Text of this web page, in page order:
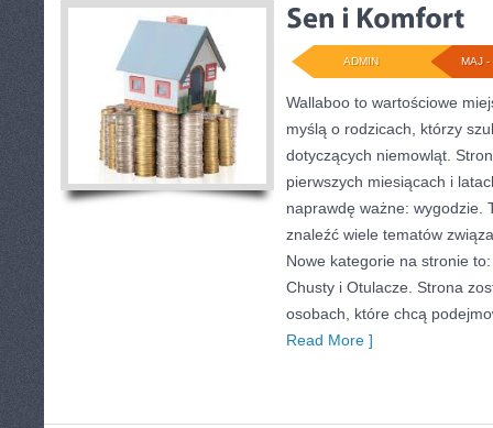
MAJ -
ADMIN
Wallaboo to wartościowe
myślą o rodzicach, którzy
dotyczących niemowląt.
pierwszych miesiącach i
naprawdę ważne: wygodzie.
znaleźć wiele tematów
Nowe kategorie na stronie
Chusty i Otulacze. Strona
osobach, które chcą
Read More ]